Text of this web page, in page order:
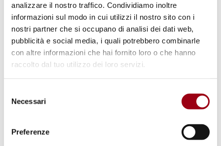
analizzare il nostro traffico. Condividiamo inoltre
informazioni sul modo in cui utilizzi il nostro sito con i
nostri partner che si occupano di analisi dei dati web,
pubblicità e social media, i quali potrebbero combinarle
con altre informazioni che hai fornito loro o che hanno
raccolto dal tuo utilizzo dei loro servizi.
delNecessari
Preferenze
© Andrea Lorini / Epoch Times